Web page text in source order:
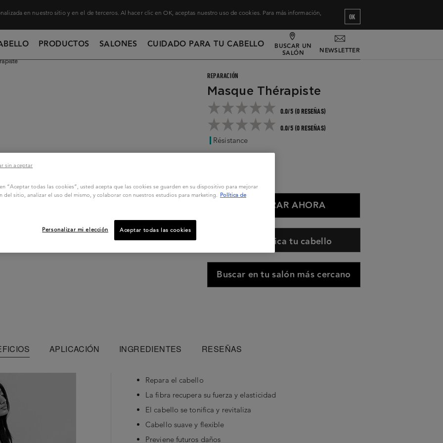
en nuestro sitio y en el de terceros. Al hacer clic en OK, aceptas nuestro uso de cookies. Para más información,
OK
PRODUCTOS SALONES CUIDADO PARA TU CABELLO BUSCAR UN
SALÓN NEWSLETTER
REPARACIÓN
Masque Thérapiste
0.0/5 (0 RESEÑAS)
0.0/5 (0 RESEÑAS)
Résistance
...Seguir leyendo
COMPRAR AHORA
Diagnostica tu cabello
Buscar en tu salón más cercano
APLICACIÓN INGREDIENTES RESEÑAS
Repara el cabello
La fibra recupera su fuerza y elasticidad
El cabello se tonifica y revitaliza
Cabello suave y flexible
Previene futuros daños
“Aceptar todas las cookies”, usted acepta que las cookies se guarden en su dispositivo para mejorar
del sitio, analizar el uso del mismo, y colaborar con nuestros estudios para marketing.
Política de
Aceptar todas las cookies
Personalizar mi elección
sin aceptar